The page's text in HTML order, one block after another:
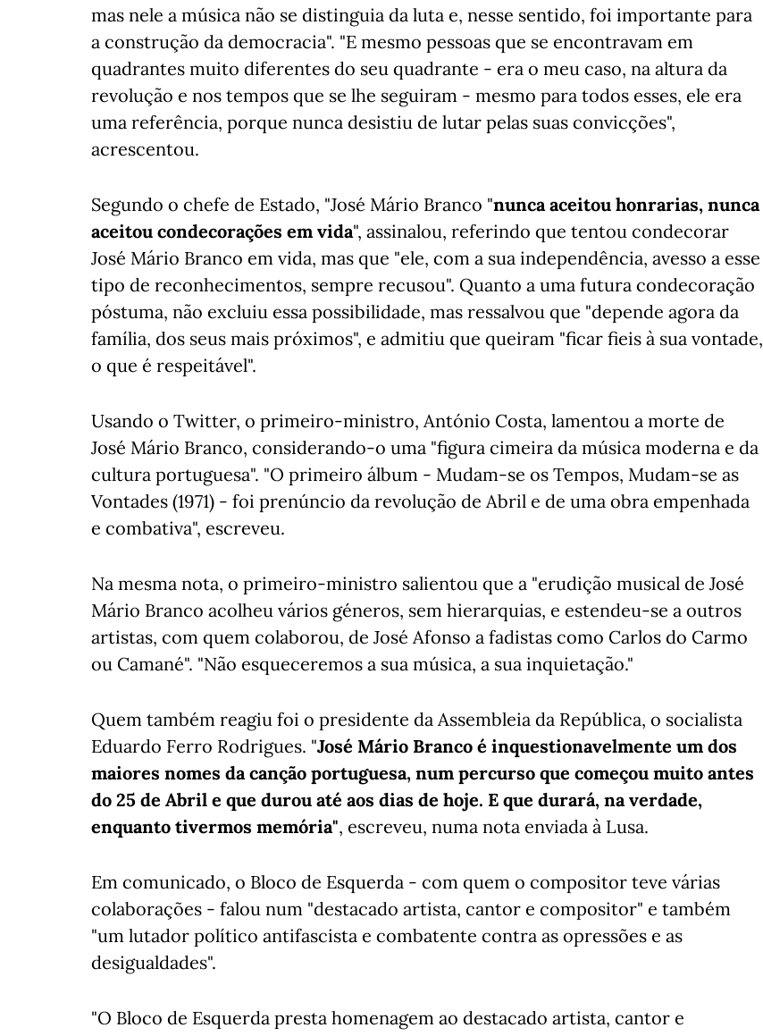
mas nele a música não se distinguia da luta e, nesse sentido, foi importante para
a construção da democracia". "E mesmo pessoas que se encontravam em
quadrantes muito diferentes do seu quadrante - era o meu caso, na altura da
revolução e nos tempos que se lhe seguiram - mesmo para todos esses, ele era
uma referência, porque nunca desistiu de lutar pelas suas convicções",
acrescentou.
Segundo o chefe de Estado, "José Mário Branco "nunca aceitou honrarias, nunca
aceitou condecorações em vida", assinalou, referindo que tentou condecorar
José Mário Branco em vida, mas que "ele, com a sua independência, avesso a esse
tipo de reconhecimentos, sempre recusou". Quanto a uma futura condecoração
póstuma, não excluiu essa possibilidade, mas ressalvou que "depende agora da
família, dos seus mais próximos", e admitiu que queiram "ficar fieis à sua vontade,
o que é respeitável".
Usando o Twitter, o primeiro-ministro, António Costa, lamentou a morte de
José Mário Branco, considerando-o uma "figura cimeira da música moderna e da
cultura portuguesa". "O primeiro álbum - Mudam-se os Tempos, Mudam-se as
Vontades (1971) - foi prenúncio da revolução de Abril e de uma obra empenhada
e combativa", escreveu.
Na mesma nota, o primeiro-ministro salientou que a "erudição musical de José
Mário Branco acolheu vários géneros, sem hierarquias, e estendeu-se a outros
artistas, com quem colaborou, de José Afonso a fadistas como Carlos do Carmo
ou Camané". "Não esqueceremos a sua música, a sua inquietação."
Quem também reagiu foi o presidente da Assembleia da República, o socialista
Eduardo Ferro Rodrigues. "José Mário Branco é inquestionavelmente um dos
maiores nomes da canção portuguesa, num percurso que começou muito antes
do 25 de Abril e que durou até aos dias de hoje. E que durará, na verdade,
enquanto tivermos memória", escreveu, numa nota enviada à Lusa.
Em comunicado, o Bloco de Esquerda - com quem o compositor teve várias
colaborações - falou num "destacado artista, cantor e compositor" e também
"um lutador político antifascista e combatente contra as opressões e as
desigualdades".
"O Bloco de Esquerda presta homenagem ao destacado artista, cantor e